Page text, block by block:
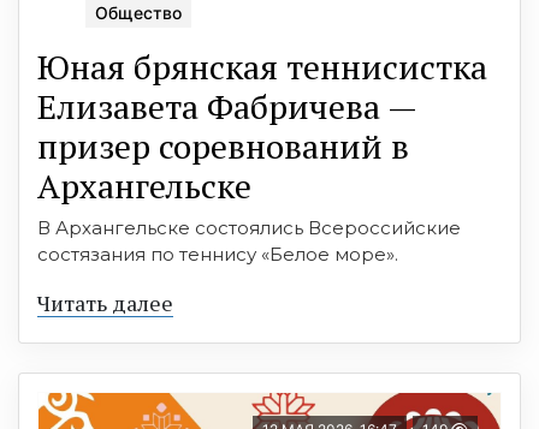
Общество
Юная брянская теннисистка
Елизавета Фабричева —
призер соревнований в
Архангельске
В Архангельске состоялись Всероссийские
состязания по теннису «Белое море».
Читать далее